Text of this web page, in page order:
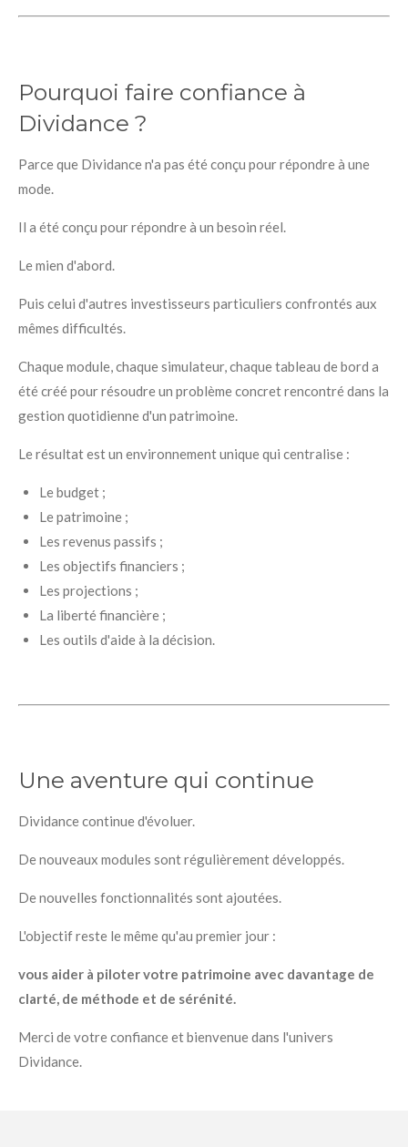
Pourquoi faire confiance à
Dividance ?
Parce que Dividance n'a pas été conçu pour répondre à une
mode.
Il a été conçu pour répondre à un besoin réel.
Le mien d'abord.
Puis celui d'autres investisseurs particuliers confrontés aux
mêmes difficultés.
Chaque module, chaque simulateur, chaque tableau de bord a
été créé pour résoudre un problème concret rencontré dans la
gestion quotidienne d'un patrimoine.
Le résultat est un environnement unique qui centralise :
Le budget ;
Le patrimoine ;
Les revenus passifs ;
Les objectifs financiers ;
Les projections ;
La liberté financière ;
Les outils d'aide à la décision.
Une aventure qui continue
Dividance continue d'évoluer.
De nouveaux modules sont régulièrement développés.
De nouvelles fonctionnalités sont ajoutées.
L'objectif reste le même qu'au premier jour :
vous aider à piloter votre patrimoine avec davantage de
clarté, de méthode et de sérénité.
Merci de votre confiance et bienvenue dans l'univers
Dividance.